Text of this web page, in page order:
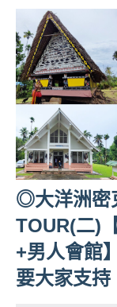
◎大洋洲密
TOUR(二)
+男人會館
要大家支持